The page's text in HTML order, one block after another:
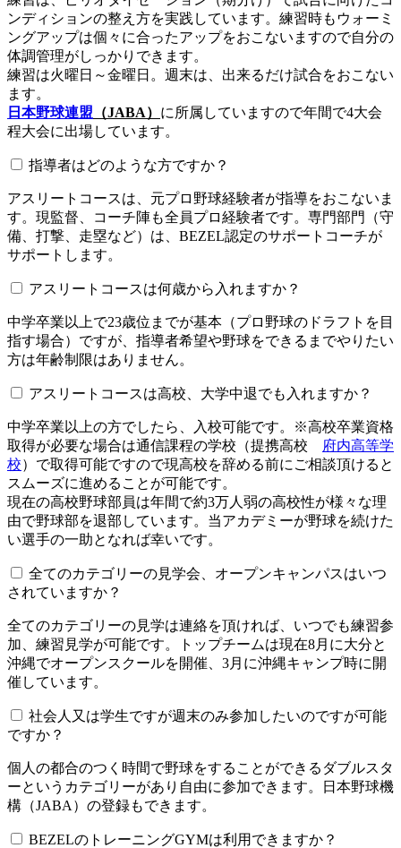
ンディションの整え方を実践しています。練習時もウォーミ
ングアップは個々に合ったアップをおこないますので自分の
体調管理がしっかりできます。
練習は火曜日～金曜日。週末は、出来るだけ試合をおこない
ます。
日本野球連盟 （JABA） に所属していますので年間で4大会
程大会に出場しています。
指導者はどのような方ですか？
アスリートコースは、元プロ野球経験者が指導をおこないま
す。現監督、コーチ陣も全員プロ経験者です。専門部門（守
備、打撃、走塁など）は、BEZEL認定のサポートコーチが
サポートします。
アスリートコースは何歳から入れますか？
中学卒業以上で23歳位までが基本（プロ野球のドラフトを目
指す場合）ですが、指導者希望や野球をできるまでやりたい
方は年齢制限はありません。
アスリートコースは高校、大学中退でも入れますか？
中学卒業以上の方でしたら、入校可能です。※高校卒業資格
取得が必要な場合は通信課程の学校（提携高校
府内高等学
校）で取得可能ですので現高校を辞める前にご相談頂けると
スムーズに進めることが可能です。
現在の高校野球部員は年間で約3万人弱の高校性が様々な理
由で野球部を退部しています。当アカデミーが野球を続けた
い選手の一助となれば幸いです。
全てのカテゴリーの見学会、オープンキャンパスはいつ
されていますか？​​​​​
全てのカテゴリーの見学は連絡を頂ければ、いつでも練習参
加、練習見学が可能です。トップチームは現在8月に大分と
沖縄でオープンスクールを開催、3月に沖縄キャンプ時に開
催しています。
社会人又は学生ですが週末のみ参加したいのですが可能
ですか？
個人の都合のつく時間で野球をすることができるダブルスタ
ーというカテゴリーがあり自由に参加できます。日本野球機
構（JABA）の登録もできます。
BEZELのトレーニングGYMは利用できますか？​​​​​